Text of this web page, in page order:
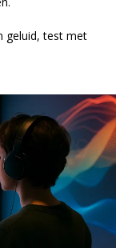
geluid, test met